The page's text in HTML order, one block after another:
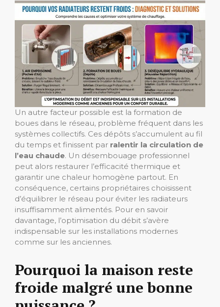
Un autre facteur possible est la formation de
boues dans le réseau, problème fréquent dans les
systèmes collectifs. Ces dépôts s’accumulent au fil
du temps et finissent par ralentir la circulation de
l’eau chaude. Un désembouage professionnel
peut alors restaurer l’efficacité thermique et
garantir une chaleur homogène partout. En
conséquence, certains propriétaires choisissent
d’équilibrer le réseau pour éviter les radiateurs
insuffisamment alimentés. Pour en savoir
davantage, l’optimisation du débit s’avère
indispensable sur les installations modernes
comme sur les anciennes.
Pourquoi la maison reste
froide malgré une bonne